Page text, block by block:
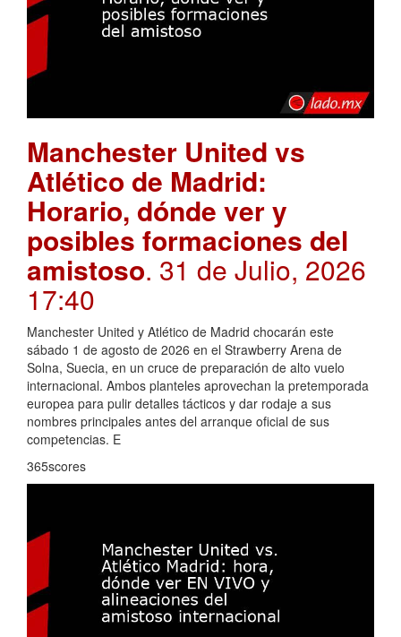
Manchester United vs
Atlético de Madrid:
Horario, dónde ver y
posibles formaciones del
amistoso. 31 de Julio, 2026
17:40
Manchester United y Atlético de Madrid chocarán este
sábado 1 de agosto de 2026 en el Strawberry Arena de
Solna, Suecia, en un cruce de preparación de alto vuelo
internacional. Ambos planteles aprovechan la pretemporada
europea para pulir detalles tácticos y dar rodaje a sus
nombres principales antes del arranque oficial de sus
competencias. E
365scores